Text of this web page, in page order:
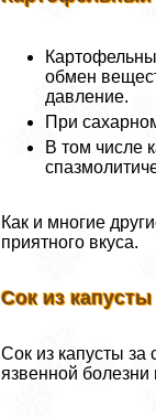
обмен
давление.
При
В том числе
Как и многие
приятного вкуса.
Сок из
Сок из капусты
язвенной